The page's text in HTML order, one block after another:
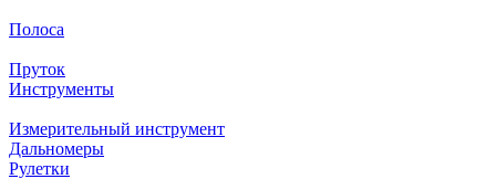
Полоса
Пруток
Инструменты
Измерительный инструмент
Дальномеры
Рулетки